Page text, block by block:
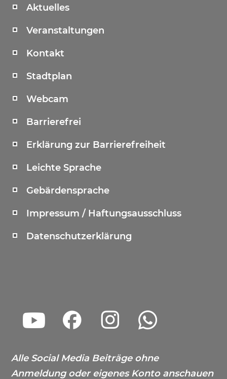
Aktuelles
Veranstaltungen
Kontakt
Stadtplan
Webcam
Barrierefrei
Erklärung zur Barrierefreiheit
Leichte Sprache
Gebärdensprache
Impressum / Haftungsausschluss
Datenschutzerklärung
Alle Social Media Beiträge ohne
Anmeldung oder eigenes Konto anschauen